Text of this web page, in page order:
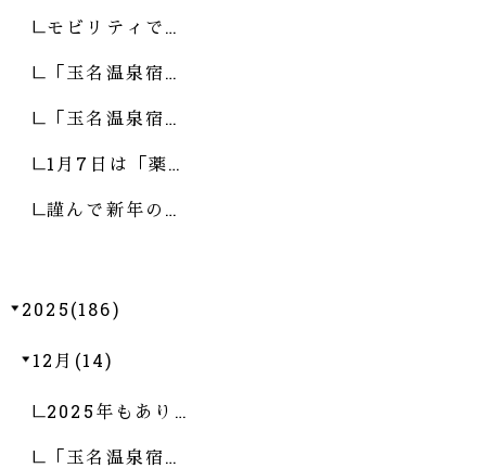
モビリティで…
「玉名温泉宿…
「玉名温泉宿…
1月7日は「薬…
謹んで新年の…
2025(186)
12月(14)
2025年もあり…
「玉名温泉宿…